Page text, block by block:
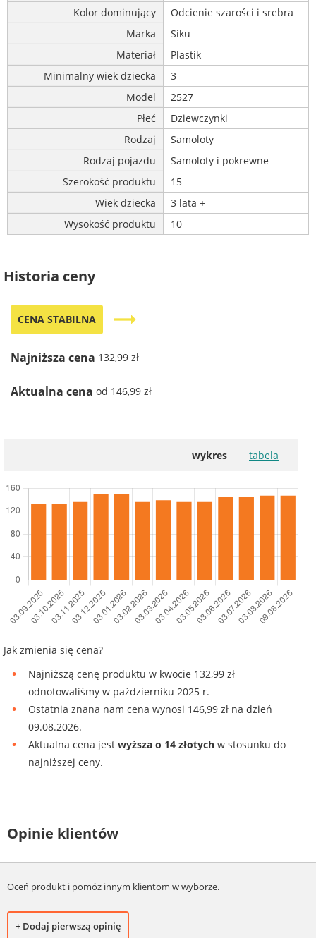
Kolor dominujący
Odcienie szarości i srebra
Marka
Siku
Materiał
Plastik
Minimalny wiek dziecka
3
Model
2527
Płeć
Dziewczynki
Rodzaj
Samoloty
Rodzaj pojazdu
Samoloty i pokrewne
Szerokość produktu
15
Wiek dziecka
3 lata +
Wysokość produktu
10
Historia ceny
CENA STABILNA trending_flat
Najniższa cena 132,99 zł
Aktualna cena od 146,99 zł
wykres tabela
Jak zmienia się cena?
Najniższą cenę produktu w kwocie 132,99 zł
odnotowaliśmy w październiku 2025 r.
Ostatnia znana nam cena wynosi 146,99 zł na dzień
09.08.2026.
Aktualna cena jest wyższa o 14 złotych w stosunku do
najniższej ceny.
Opinie klientów
Oceń produkt i pomóż innym klientom w wyborze.
+ Dodaj pierwszą opinię